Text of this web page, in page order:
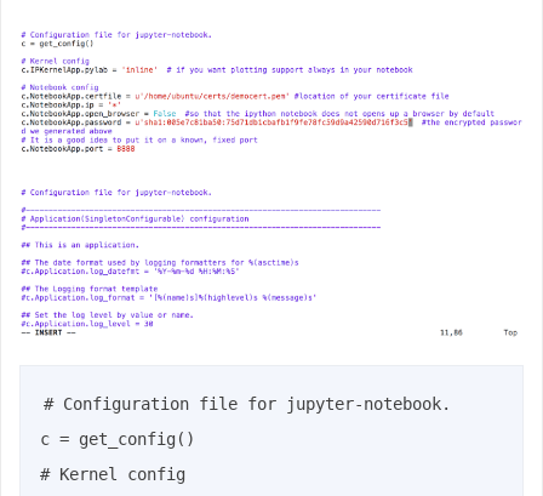
# Configuration file for jupyter-notebook.
c = get_config()
# Kernel config